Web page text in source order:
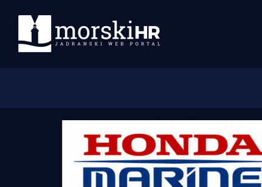
Morski plus